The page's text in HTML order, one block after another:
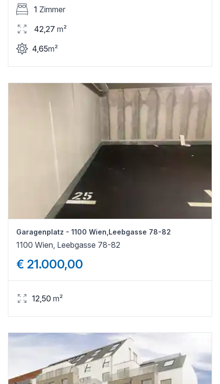
1 Zimmer
42,27 m²
4,65m²
Garagenplatz - 1100 Wien,Leebgasse 78-82
1100 Wien, Leebgasse 78-82
€ 21.000,00
12,50 m²